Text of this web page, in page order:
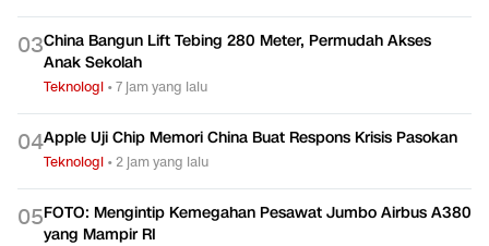
03China Bangun Lift Tebing 280 Meter, Permudah Akses
Anak Sekolah
Teknologi •7 jam yang lalu
04Apple Uji Chip Memori China Buat Respons Krisis Pasokan
Teknologi •2 jam yang lalu
05FOTO: Mengintip Kemegahan Pesawat Jumbo Airbus A380
yang Mampir RI